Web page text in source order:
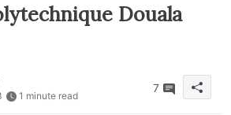
Douala
1 minute read
7